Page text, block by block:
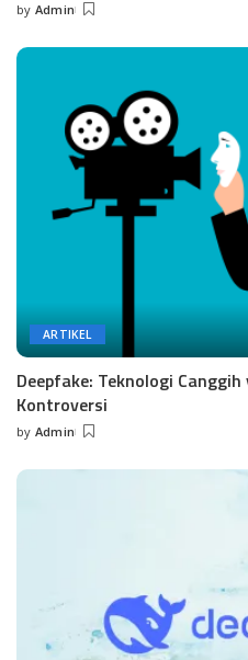
Posted
by Admin
ARTIKEL
Deepfake: Teknologi
Kontroversi
Posted
by Admin